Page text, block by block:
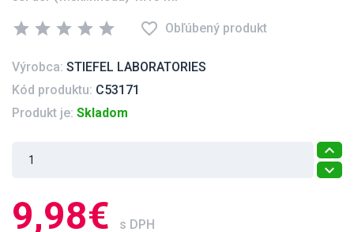
star star star star star favorite_border Obľúbený produkt
Výrobca: STIEFEL LABORATORIES
Kód produktu: C53171
Produkt je: Skladom
9,98€ s DPH